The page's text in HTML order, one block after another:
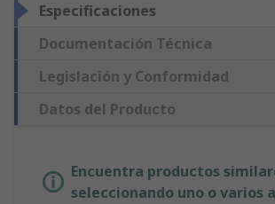
Especificaciones
Documentación Técnica
Legislación y Conformidad
Datos del Producto
Encuentra productos
seleccionando uno o varios